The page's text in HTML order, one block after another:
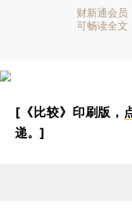
财新通会员
可畅读全文
[《比较》印刷版，
递。]